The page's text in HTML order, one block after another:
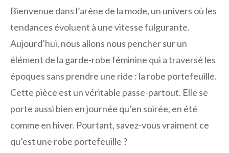
Bienvenue dans l’arène de la mode, un univers où les
tendances évoluent à une vitesse fulgurante.
Aujourd’hui, nous allons nous pencher sur un
élément de la garde-robe féminine qui a traversé les
époques sans prendre une ride : la robe portefeuille.
Cette pièce est un véritable passe-partout. Elle se
porte aussi bien en journée qu’en soirée, en été
comme en hiver. Pourtant, savez-vous vraiment ce
qu’est une robe portefeuille ?